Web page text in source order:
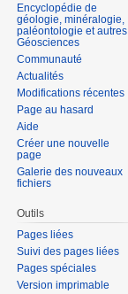
Encyclopédie de
géologie, minéralogie,
paléontologie et autres
Géosciences
Communauté
Actualités
Modifications récentes
Page au hasard
Aide
Créer une nouvelle
page
Galerie des nouveaux
fichiers
Outils
Pages liées
Suivi des pages liées
Pages spéciales
Version imprimable